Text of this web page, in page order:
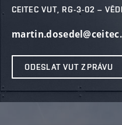
CEITEC VUT, RG-3-02 –
ODESLAT VUT ZPRÁVU